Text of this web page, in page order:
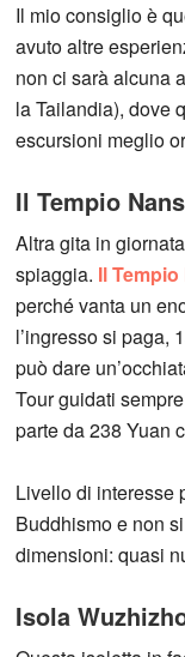
Il mio consiglio è
avuto altre
non ci sarà alcuna
la Tailandia), dove
escursioni meglio
Il Tempio
Altra gita in
spiaggia. Il
perché vanta un
l’ingresso si paga,
può dare
Tour guidati
parte da 238 Yuan
Livello di interesse
Buddhismo e non
dimensioni: quasi
Isola